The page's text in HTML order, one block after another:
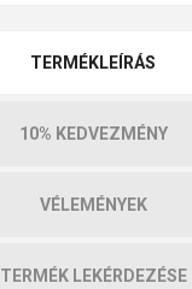
TERMÉKLEÍRÁS
10% KEDVEZMÉNY
VÉLEMÉNYEK
TERMÉK LEKÉRDEZÉSE